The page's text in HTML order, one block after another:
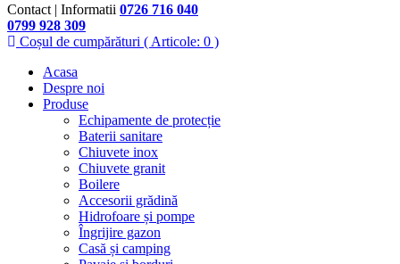
Contact | Informatii 0726 716 040
0799 928 309
Coșul de cumpărături ( Articole: 0 )
Acasa
Despre noi
Produse
Echipamente de protecție
Baterii sanitare
Chiuvete inox
Chiuvete granit
Boilere
Accesorii grădină
Hidrofoare și pompe
Îngrijire gazon
Casă și camping